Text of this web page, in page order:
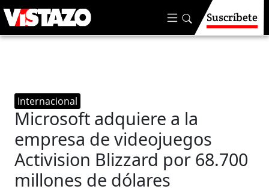
Suscríbete
Internacional
Microsoft adquiere a la
empresa de videojuegos
Activision Blizzard por 68.700
millones de dólares